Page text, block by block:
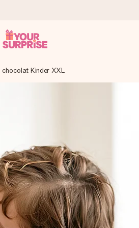
l’offrir au bon moment, quand
(total de tous les pays où nous
qui touche le cœur. Sans
chocolat Kinder XXL